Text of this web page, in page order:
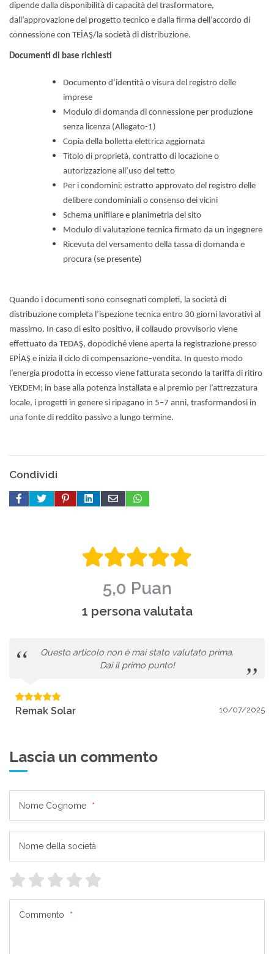
dipende dalla disponibilità di capacità del trasformatore,
dall’approvazione del progetto tecnico e dalla firma dell’accordo di
connessione con TEİAŞ/la società di distribuzione.
Documenti di base richiesti
Documento d’identità o visura del registro delle
imprese
Modulo di domanda di connessione per produzione
senza licenza (Allegato-1)
Copia della bolletta elettrica aggiornata
Titolo di proprietà, contratto di locazione o
autorizzazione all’uso del tetto
Per i condomini: estratto approvato del registro delle
delibere condominiali o consenso dei vicini
Schema unifilare e planimetria del sito
Modulo di valutazione tecnica firmato da un ingegnere
Ricevuta del versamento della tassa di domanda e
procura (se presente)
Quando i documenti sono consegnati completi, la società di
distribuzione completa l’ispezione tecnica entro 30 giorni lavorativi al
massimo. In caso di esito positivo, il collaudo provvisorio viene
effettuato da TEDAŞ, dopodiché viene aperta la registrazione presso
EPİAŞ e inizia il ciclo di compensazione–vendita. In questo modo
l’energia prodotta in eccesso viene fatturata secondo la tariffa di ritiro
YEKDEM; in base alla potenza installata e al premio per l’attrezzatura
locale, i progetti in genere si ripagano in 5–7 anni, trasformandosi in
una fonte di reddito passivo a lungo termine.
Condividi
5,0 Puan
1 persona valutata
Questo articolo non è mai stato valutato prima.
Dai il primo punto!
10/07/2025
Remak Solar
Lascia un commento
Nome Cognome *
Nome della società
Commento *